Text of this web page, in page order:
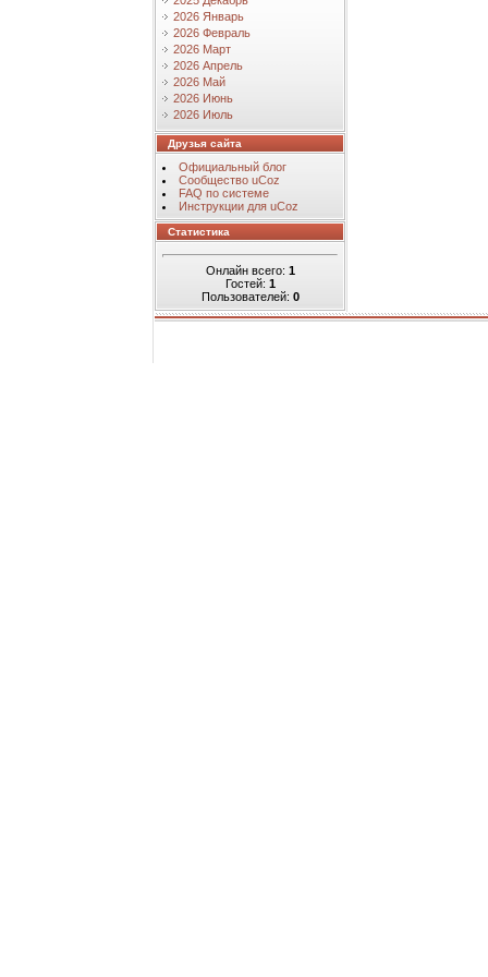
2026 Январь
2026 Февраль
2026 Март
2026 Апрель
2026 Май
2026 Июнь
2026 Июль
Друзья сайта
Официальный блог
Сообщество uCoz
FAQ по системе
Инструкции для uCoz
Статистика
Онлайн всего: 1
Гостей: 1
Пользователей: 0